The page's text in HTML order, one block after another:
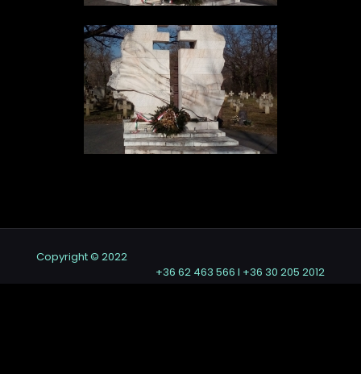
Copyright © 2022
+36 62 463 566 I +36 30 205 2012